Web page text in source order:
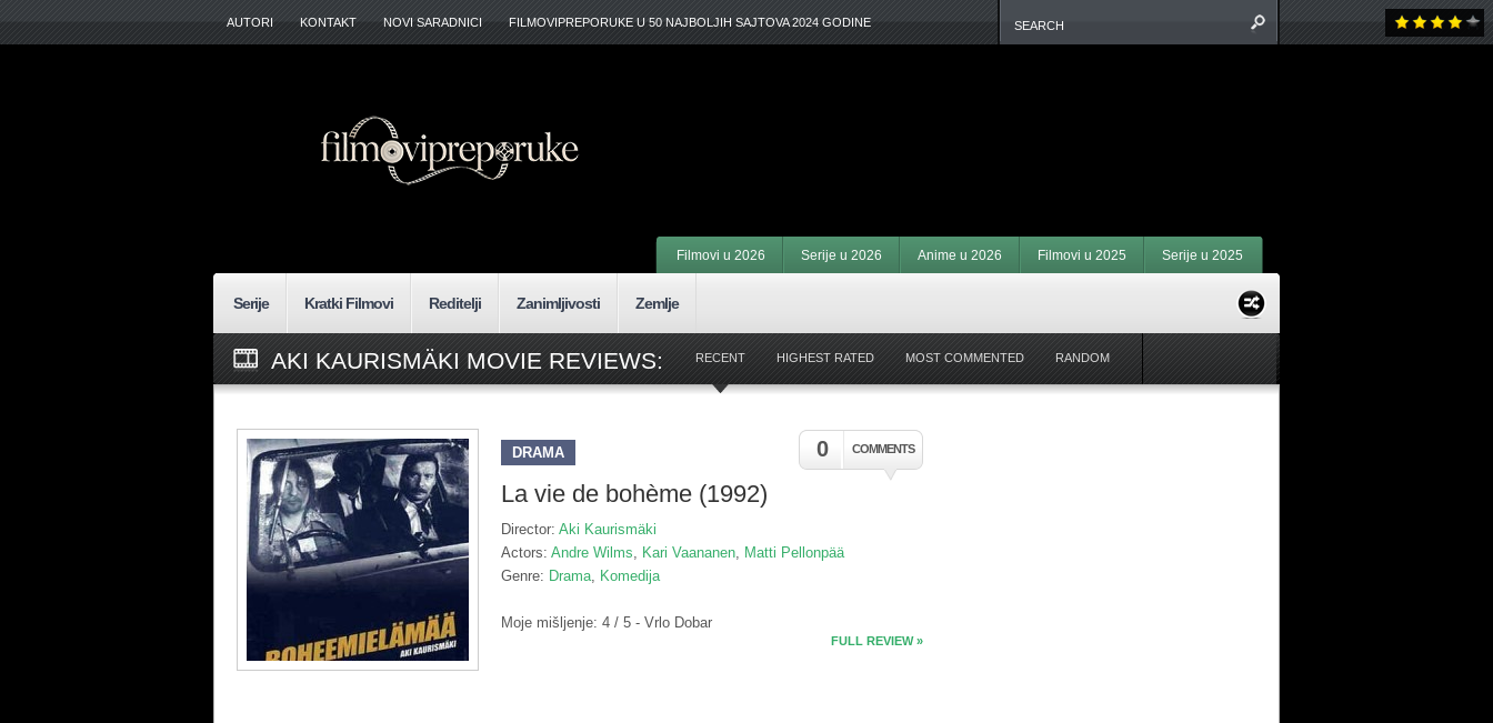
AUTORI KONTAKT NOVI SARADNICI FILMOVIPREPORUKE U 50 NAJBOLJIH SAJTOVA 2024 GODINE
Filmovi u 2026 Serije u 2026 Anime u 2026 Filmovi u 2025 Serije u 2025
Serije Kratki Filmovi Reditelji Zanimljivosti Zemlje
AKI KAURISMÄKI MOVIE REVIEWS: RECENT HIGHEST RATED MOST COMMENTED RANDOM
0 COMMENTS
DRAMA
La vie de bohème (1992)
Director: Aki Kaurismäki
Actors: Andre Wilms, Kari Vaananen, Matti Pellonpää
Genre: Drama, Komedija
Moje mišljenje: 4 / 5 - Vrlo Dobar
FULL REVIEW »